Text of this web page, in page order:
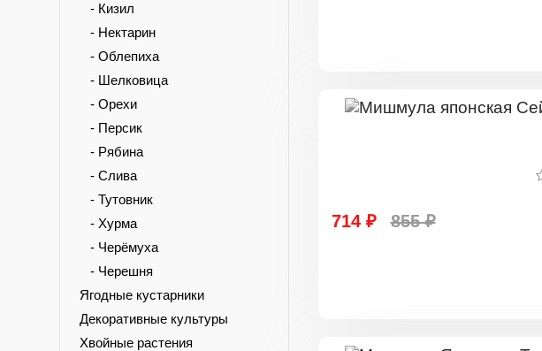
- Кизил
- Нектарин
- Облепиха
- Шелковица
- Орехи
- Персик
- Рябина
- Слива
- Тутовник
- Хурма
- Черёмуха
- Черешня
Ягодные кустарники
Декоративные культуры
Хвойные растения
714 ₽ 855 ₽